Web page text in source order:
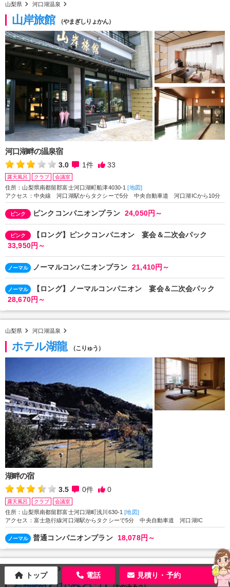
山梨県 河口湖温泉
山岸旅館 （やまぎしりょかん）
河口湖畔の温泉宿
3.0 1件 33
露天風呂 クラブ 会議室
住所：山梨県南都留郡富士河口湖町船津4030-1 [地図]
アクセス：中央線 河口湖駅からタクシーで5分 中央自動車道 河口湖ICから10分
ピンク ピンクコンパニオンプラン 24,050円～
ピンク
【ロング】ピンクコンパニオン 宴会＆二次会パック
33,950円～
ノーマル ノーマルコンパニオンプラン 21,410円～
ノーマル
【ロング】ノーマルコンパニオン 宴会＆二次会パック
28,670円～
山梨県 河口湖温泉
ホテル湖龍 （こりゅう）
湖畔の宿
3.5 0件 0
露天風呂 クラブ 会議室
住所：山梨県南都留郡富士河口湖町浅川630-1 [地図]
アクセス：富士急行線河口湖駅からタクシーで5分 中央自動車道 河口湖IC
ノーマル 普通コンパニオンプラン 18,078円～
トップ 電話 見積り・予約